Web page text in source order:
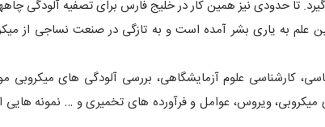
گیرد. تا حدودی نیز همین کار در خلیج فارس برای تصفیه آلودگی
به یاری بشر آمده است و به تازگی در صنعت نساجی از
کارشناسی علوم آزمایشگاهی، بررسی آلودگی های میکروبی
ویروس، عوامل و فرآورده های تخمیری و … نمونه هایی